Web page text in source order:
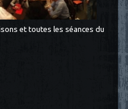
et toutes les séances du